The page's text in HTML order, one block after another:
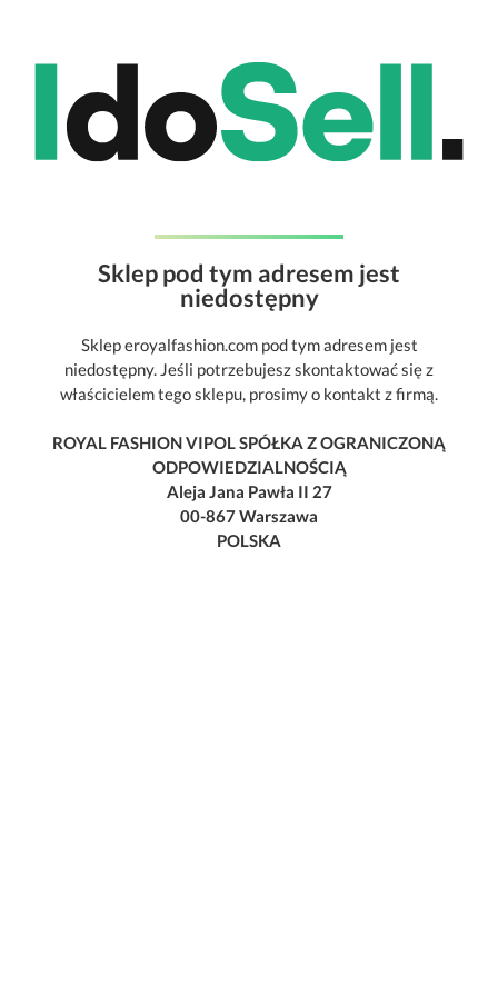
Sklep pod tym adresem jest
niedostępny
Sklep eroyalfashion.com pod tym adresem jest
niedostępny. Jeśli potrzebujesz skontaktować się z
właścicielem tego sklepu, prosimy o kontakt z firmą.
ROYAL FASHION VIPOL SPÓŁKA Z OGRANICZONĄ
ODPOWIEDZIALNOŚCIĄ
Aleja Jana Pawła II 27
00-867 Warszawa
POLSKA